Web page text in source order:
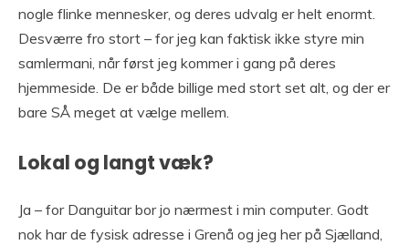
nogle flinke mennesker, og deres udvalg er helt enormt.
Desværre fro stort – for jeg kan faktisk ikke styre min
samlermani, når først jeg kommer i gang på deres
hjemmeside. De er både billige med stort set alt, og der er
bare SÅ meget at vælge mellem.
Lokal og langt væk?
Ja – for Danguitar bor jo nærmest i min computer. Godt
nok har de fysisk adresse i Grenå og jeg her på Sjælland,